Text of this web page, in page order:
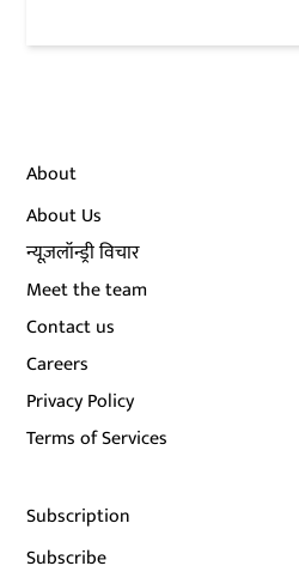
About
About Us
न्यूज़लॉन्ड्री विचार
Meet the team
Contact us
Careers
Privacy Policy
Terms of Services
Subscription
Subscribe